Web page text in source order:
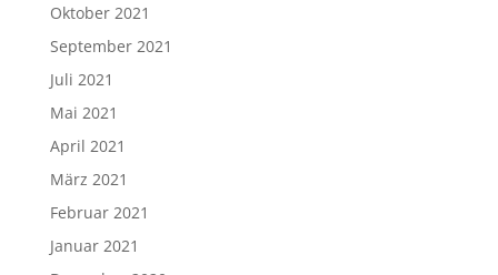
Oktober 2021
September 2021
Juli 2021
Mai 2021
April 2021
März 2021
Februar 2021
Januar 2021